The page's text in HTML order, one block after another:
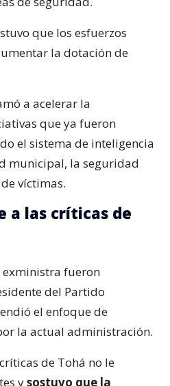
que los esfuerzos
la dotación de
a acelerar la
que ya fueron
el sistema de inteligencia
municipal, la seguridad
víctimas.
a las críticas de
exministra fueron
del Partido
el enfoque de
la actual administración.
de Tohá no le
ysostuvo que la